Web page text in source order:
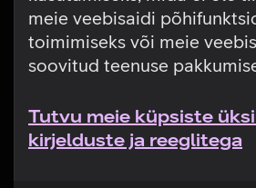
meie veebisaidi
toimimiseks või meie
soovitud teenuse
Tutvu meie küpsiste
kirjelduste ja reeglitega